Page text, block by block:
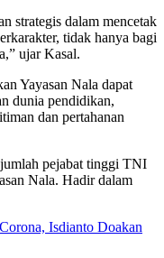
strategis dalam mencetak
tidak hanya bagi
ujar Kasal.
Yayasan Nala dapat
dunia pendidikan,
dan pertahanan
pejabat tinggi TNI
Nala. Hadir dalam
Isdianto Doakan